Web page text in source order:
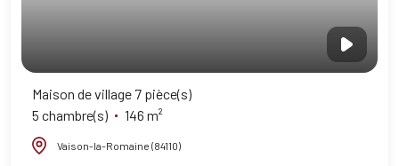
Maison de village 7 pièce(s)
5 chambre(s)
146 m²
Vaison-la-Romaine (84110)